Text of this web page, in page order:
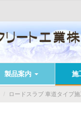
製品案内 施
ロードスラブ 車道タイプ